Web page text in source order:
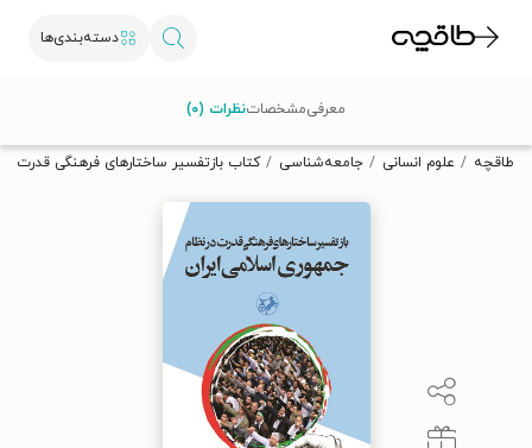
دسته‌بندی‌ها
تخفیف از طاقچه دریافت کن.
طاقچه علوم انسانی جامعه‌شناسی کتاب بازتفسیر ساختارهای فرهنگی قدرت
معرفیمشخصاتنظرات (۰)